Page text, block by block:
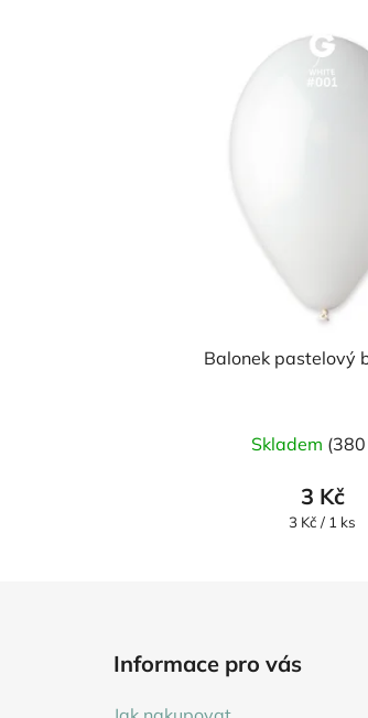
Balonek pastelový
Skladem (380
3 Kč
Měrná
3 Kč / 1 ks
Informace pro vás